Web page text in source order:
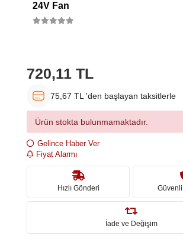
24V Fan
720,11 TL
75,67 TL 'den başlayan taksitlerle
Ürün stokta bulunmamaktadır.
Gelince Haber Ver
Fiyat Alarmı
Hızlı Gönderi Güvenli
İade ve Değişim